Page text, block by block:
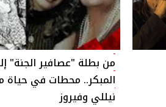
من بطلة "عصافير الجنة"
المبكر.. محطات في حياة
نيللي وفيروز